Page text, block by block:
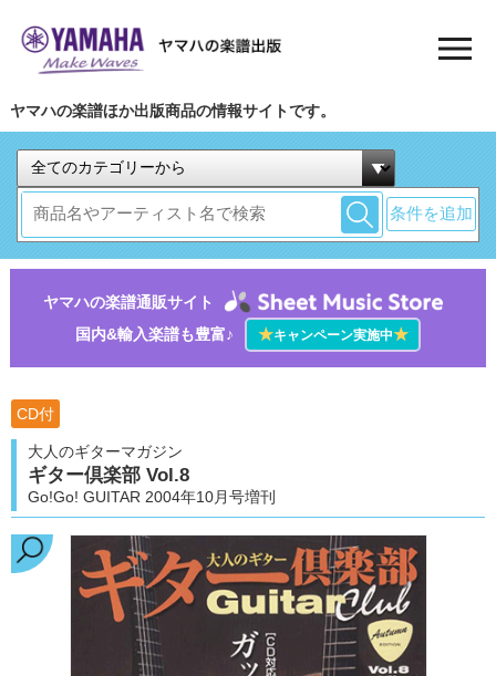
ヤマハの楽譜ほか出版商品の情報サイトです。
条件を追加
ヤマハの楽譜通販サイト
国内&輸入楽譜も豊富♪
★キャンペーン実施中★
CD付
大人のギターマガジン
ギター倶楽部 Vol.8
Go!Go! GUITAR 2004年10月号増刊